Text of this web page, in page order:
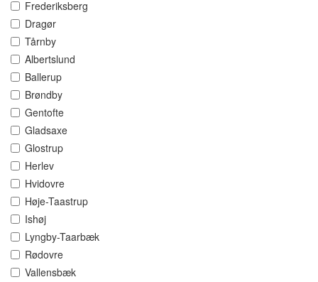
Frederiksberg
Dragør
Tårnby
Albertslund
Ballerup
Brøndby
Gentofte
Gladsaxe
Glostrup
Herlev
Hvidovre
Høje-Taastrup
Ishøj
Lyngby-Taarbæk
Rødovre
Vallensbæk